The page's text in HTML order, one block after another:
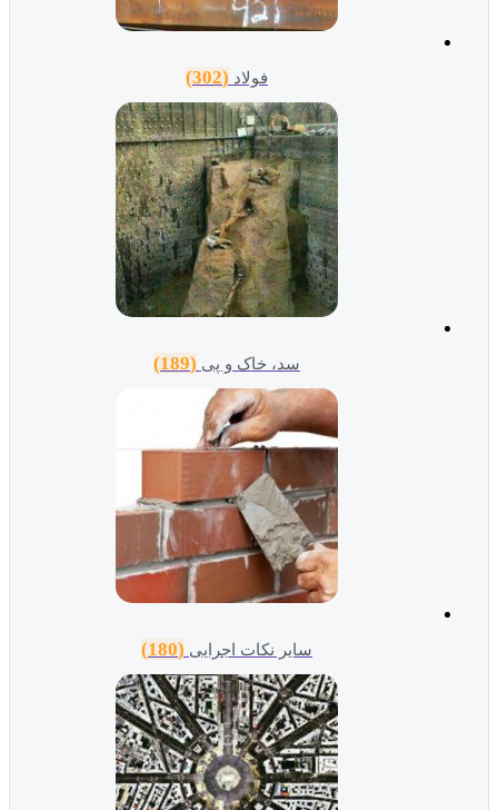
سد، خاک و پی(189)
سایر نکات اجرایی